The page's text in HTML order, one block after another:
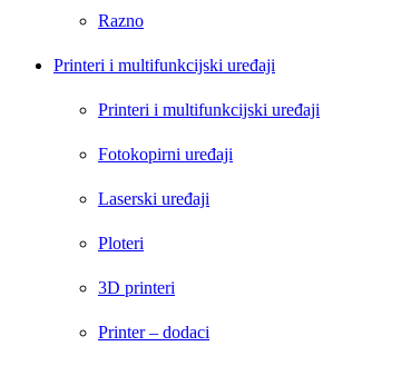
Razno
Printeri i multifunkcijski uređaji
Printeri i multifunkcijski uređaji
Fotokopirni uređaji
Laserski uređaji
Ploteri
3D printeri
Printer – dodaci